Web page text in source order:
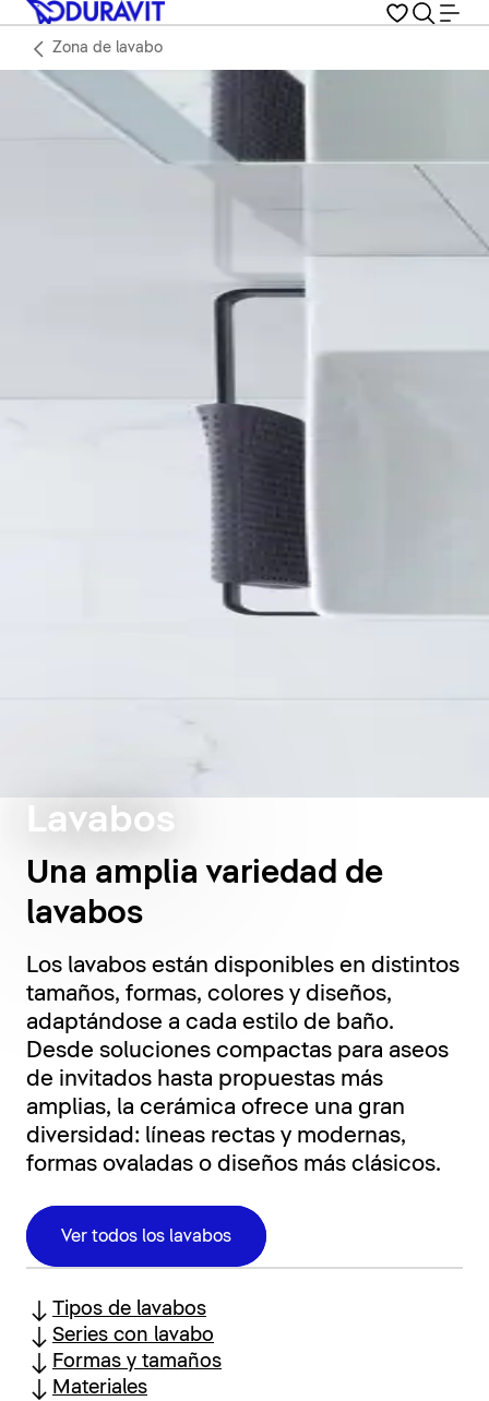
Zona de lavabo
Lavabos
Una amplia variedad de
lavabos
Los lavabos están disponibles en distintos
tamaños, formas, colores y diseños,
adaptándose a cada estilo de baño.
Desde soluciones compactas para aseos
de invitados hasta propuestas más
amplias, la cerámica ofrece una gran
diversidad: líneas rectas y modernas,
formas ovaladas o diseños más clásicos.
Ver todos los lavabos
Tipos de lavabos
Series con lavabo
Formas y tamaños
Materiales